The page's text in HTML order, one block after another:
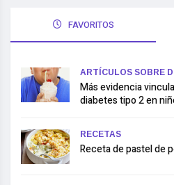
FAVORITOS
ARTÍCULOS SOBRE
Más evidencia
diabetes tipo 2 en
RECETAS
Receta de pastel de